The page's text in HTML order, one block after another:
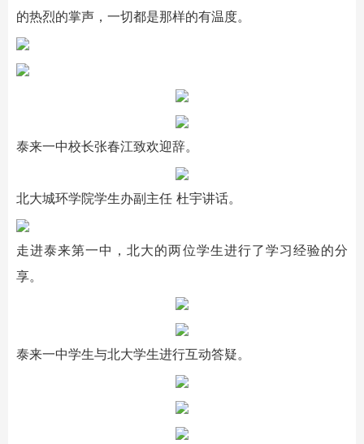
的热烈的掌声，一切都是那样的有温度。
泰来一中校长张春江致欢迎辞。
北大城环学院学生办副主任 杜宇讲话。
走进泰来第一中，北大的两位学生进行了学习经验的分
享。
泰来一中学生与北大学生进行互动答疑。